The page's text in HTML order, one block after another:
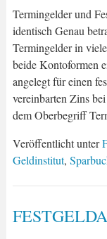
Termingelder und
identisch Genau
Termingelder in
beide Kontoformen
angelegt für einen
vereinbarten Zins
dem Oberbegriff
Veröffentlicht unter
Geldinstitut,